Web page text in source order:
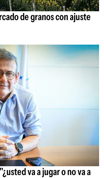
de granos con ajuste
va a jugar o no va a